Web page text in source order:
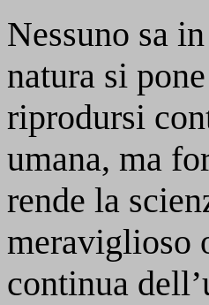
Nessuno sa
natura si
riprodursi
umana, ma
rende la
meraviglioso
continua